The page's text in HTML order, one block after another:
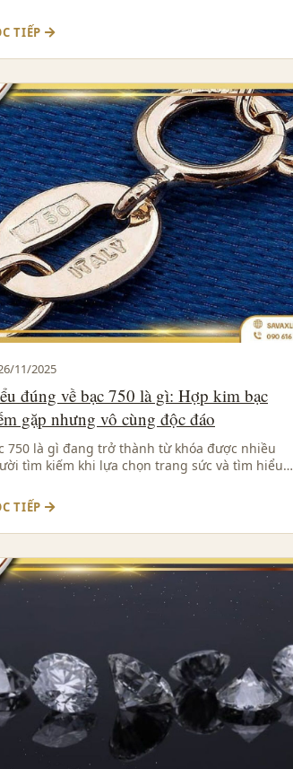
TIẾP
11/2025
đúng về bạc 750 là gì: Hợp kim bạc
gặp nhưng vô cùng độc đáo
750 là gì đang trở thành từ khóa được nhiều
tìm kiếm khi lựa chọn trang sức và tìm hiểu…
TIẾP